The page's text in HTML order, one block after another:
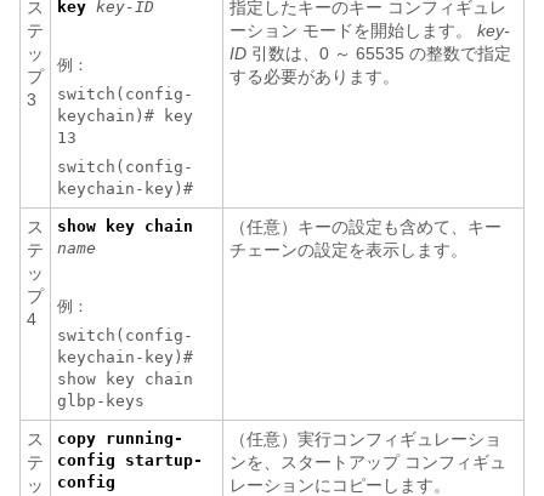
ス
テ
ッ
プ
3
key key-ID
例：
switch(config-
keychain)# key
13
switch(config-
keychain-key)#
指定したキーのキー コンフィギュレ
ーション モードを開始します。
key-
ID 引数は、0 ～ 65535 の整数で指定
する必要があります。
ス
テ
ッ
プ
4
show key chain
name
例：
switch(config-
keychain-key)#
show key chain
glbp-keys
（任意）キーの設定も含めて、キー
チェーンの設定を表示します。
ス
テ
ッ
copy running-
config startup-
config
（任意）実行コンフィギュレーショ
ンを、スタートアップ コンフィギュ
レーションにコピーします。